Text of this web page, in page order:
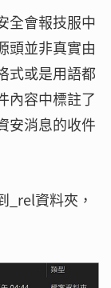
全會報技服中
頭並非真實由
式或是用語都
內容中標註了
安消息的收件
_rel資料夾，